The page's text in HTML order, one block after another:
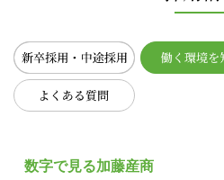
新卒採用・中途採用 働く環境を知る
よくある質問
数字で見る加藤産商